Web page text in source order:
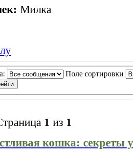
Милка
Поле сортировки
1 из 1
кошка: секреты